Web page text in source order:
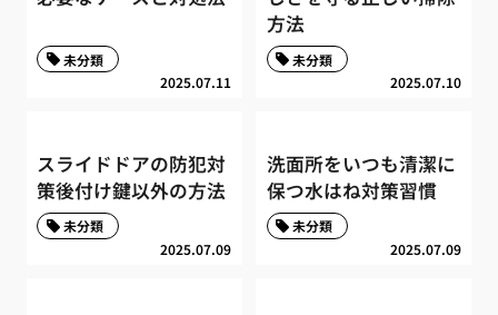
2025.07.11
未分類
方法
2025.07.10
未分類
スライドドアの防犯対
策後付け鍵以外の方法
2025.07.09
未分類
洗面所をいつも清潔に
保つ水はね対策習慣
2025.07.09
未分類